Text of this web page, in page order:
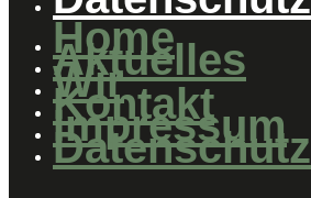
Home
Aktuelles
Wir
Kontakt
Impressum
Datenschutz